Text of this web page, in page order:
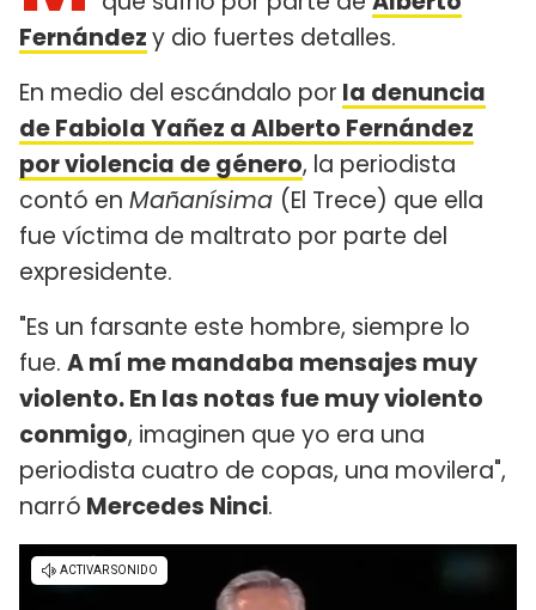
Fernándezy dio fuertes detalles.
En medio del escándalo por la denuncia
de Fabiola Yañez a Alberto Fernández
por violencia de género, la periodista
contó en Mañanísima (El Trece) que ella
fue víctima de maltrato por parte del
expresidente.
"Es un farsante este hombre, siempre lo
fue. A mí me mandaba mensajes muy
violento. En las notas fue muy violento
conmigo, imaginen que yo era una
periodista cuatro de copas, una movilera",
narró Mercedes Ninci.